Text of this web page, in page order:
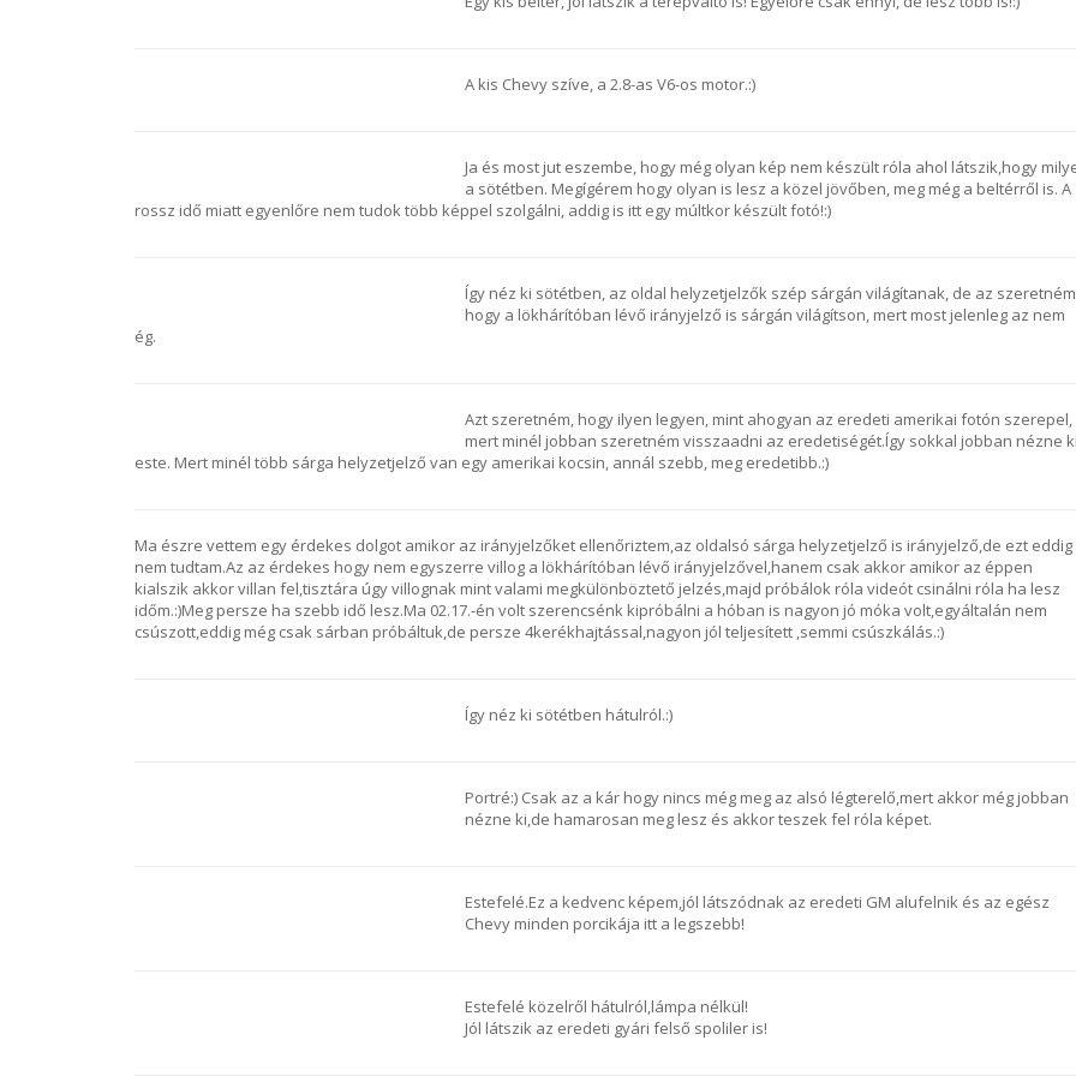
A kis Chevy szíve, a 2.8-as V6-os motor.:)
Ja és most jut eszembe, hogy még olyan kép nem készült róla ahol látszik,hogy
a sötétben. Megígérem hogy olyan is lesz a közel jövőben, meg még a beltérről is. A
rossz idő miatt egyenlőre nem tudok több képpel szolgálni, addig is itt egy múltkor készült fotó!:)
Így néz ki sötétben, az oldal helyzetjelzők szép sárgán világítanak, de az
hogy a lökhárítóban lévő irányjelző is sárgán világítson, mert most jelenleg az nem
ég.
Azt szeretném, hogy ilyen legyen, mint ahogyan az eredeti amerikai fotón szerepel,
mert minél jobban szeretném visszaadni az eredetiségét.Így sokkal jobban nézne ki
este. Mert minél több sárga helyzetjelző van egy amerikai kocsin, annál szebb, meg eredetibb.:)
Ma észre vettem egy érdekes dolgot amikor az irányjelzőket ellenőriztem,az oldalsó sárga helyzetjelző is irányjelző,de ezt eddig
nem tudtam.Az az érdekes hogy nem egyszerre villog a lökhárítóban lévő irányjelzővel,hanem csak akkor amikor az éppen
kialszik akkor villan fel,tisztára úgy villognak mint valami megkülönböztető jelzés,majd próbálok róla videót csinálni róla ha lesz
időm.:)Meg persze ha szebb idő lesz.Ma 02.17.-én volt szerencsénk kipróbálni a hóban is nagyon jó móka volt,egyáltalán nem
csúszott,eddig még csak sárban próbáltuk,de persze 4kerékhajtással,nagyon jól teljesített ,semmi csúszkálás.:)
Így néz ki sötétben hátulról.:)
Portré:) Csak az a kár hogy nincs még meg az alsó légterelő,mert akkor még jobban
nézne ki,de hamarosan meg lesz és akkor teszek fel róla képet.
Estefelé.Ez a kedvenc képem,jól látszódnak az eredeti GM alufelnik és az egész
Chevy minden porcikája itt a legszebb!
Estefelé közelről hátulról,lámpa nélkül!
Jól látszik az eredeti gyári felső spoliler is!